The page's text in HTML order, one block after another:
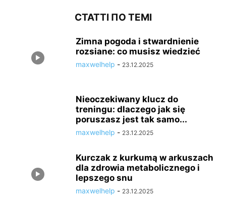
СТАТТІ ПО ТЕМІ
Zimna pogoda i stwardnienie
rozsiane: co musisz wiedzieć
maxwelhelp - 23.12.2025
Nieoczekiwany klucz do
treningu: dlaczego jak się
poruszasz jest tak samo...
maxwelhelp - 23.12.2025
Kurczak z kurkumą w arkuszach
dla zdrowia metabolicznego i
lepszego snu
maxwelhelp - 23.12.2025